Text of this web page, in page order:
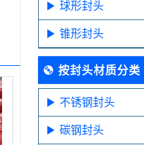
球形封头
锥形封头
按封头材质分类
不锈钢封头
碳钢封头